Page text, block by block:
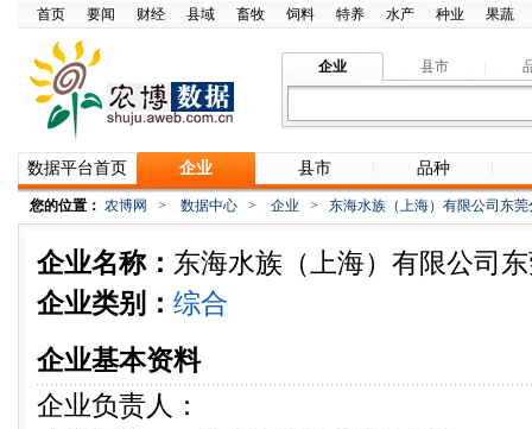
首页 要闻 财经 县域 畜牧 饲料 特养 水产 种业 果蔬
企业 县市
数据平台首页 企业 县市 品种
您的位置： 农博网 > 数据中心 > 企业 > 东海水族（上海）有限公司东莞
企业名称： 东海水族（上海）有限公司
企业类别： 综合
企业基本资料
企业负责人：